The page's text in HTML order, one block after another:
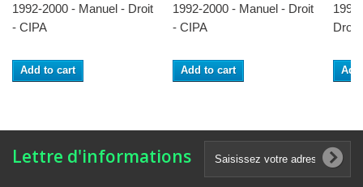
1992-2000 - Manuel - Droit
- CIPA
Add to cart
1992-2000 - Manuel - Droit
- CIPA
Add to cart
Droit
Lettre d'informations